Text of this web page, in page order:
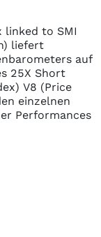
linked to SMI
liefert
auf
25X Short
V8 (Price
einzelnen
Performances